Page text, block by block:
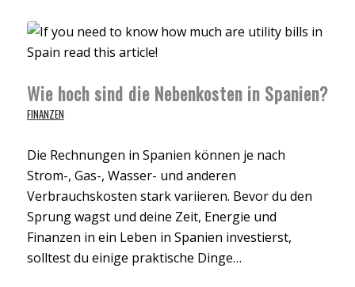
Wie hoch sind die Nebenkosten in Spanien?
FINANZEN
Die Rechnungen in Spanien können je nach
Strom-, Gas-, Wasser- und anderen
Verbrauchskosten stark variieren. Bevor du den
Sprung wagst und deine Zeit, Energie und
Finanzen in ein Leben in Spanien investierst,
solltest du einige praktische Dinge…